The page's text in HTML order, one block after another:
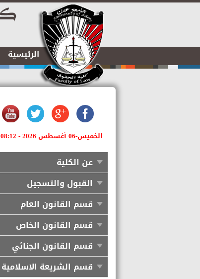
الرئيسية
الخميس-06 أغسطس 2026 - 08:12 م
عن الكلية
القبول والتسجيل
قسم القانون العام
قسم القانون الخاص
قسم القانون الجنائي
قسم الشريعة الاسلامية